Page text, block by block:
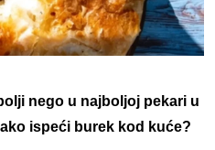
nego u najboljoj pekari u
ispeći burek kod kuće?